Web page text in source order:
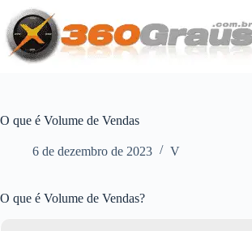
para
conteúdo
O que é Volume de Vendas
6 de dezembro de 2023 V
O que é Volume de Vendas?